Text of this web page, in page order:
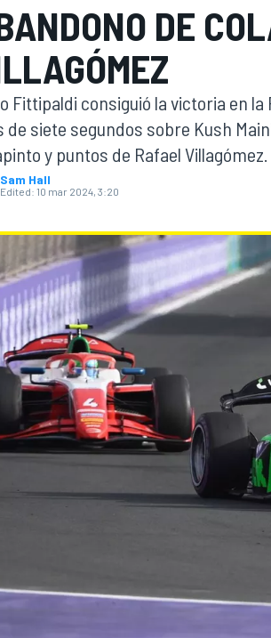
E MOTO
INDYCAR SPORTSCAR
DE
Fittipaldi consiguió la victoria en
de siete segundos sobre Kush
y puntos de Rafael Villagómez.
Sam Hall
Edited: 10 mar 2024, 3:20